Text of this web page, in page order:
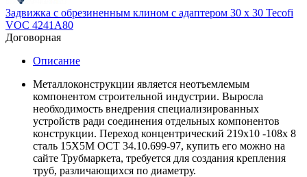
Задвижка с обрезиненным клином с адаптером 30 х 30 Tecofi
VOC 4241A80
Договорная
Описание
Металлоконструкции является неотъемлемым
компонентом строительной индустрии. Выросла
необходимость внедрения специализированных
устройств ради соединения отдельных компонентов
конструкции. Переход концентрический 219х10 -108х 8
сталь 15Х5М ОСТ 34.10.699-97, купить его можно на
сайте Трубмаркета, требуется для создания крепления
труб, различающихся по диаметру.